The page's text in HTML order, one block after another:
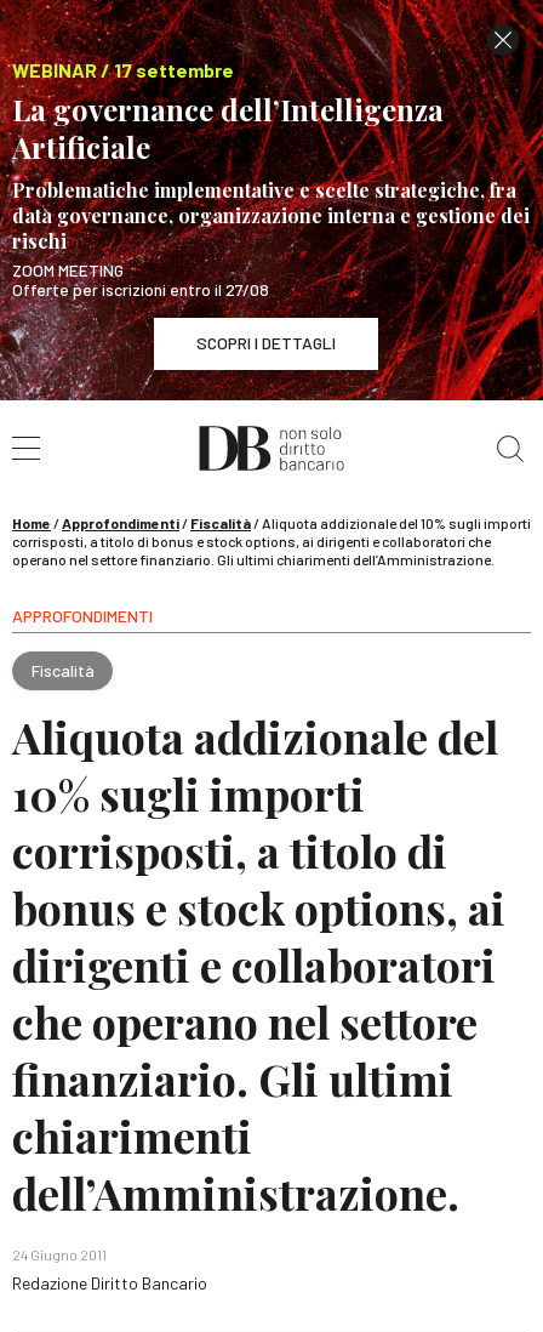
WEBINAR / 17 settembre
La governance dell’Intelligenza
Artificiale
Problematiche implementative e scelte strategiche, fra
data governance, organizzazione interna e gestione dei
rischi
ZOOM MEETING
Offerte per iscrizioni entro il 27/08
SCOPRI I DETTAGLI
WEBINAR / 17 settembre
La governance dell’Intelligenza Artificiale
Home /Approfondimenti/ Fiscalità/Aliquota addizionale del 10% sugli importi
corrisposti, a titolo di bonus e stock options, ai dirigenti e collaboratori che
operano nel settore finanziario. Gli ultimi chiarimenti dell’Amministrazione.
APPROFONDIMENTI
Fiscalità
Aliquota addizionale del
10% sugli importi
corrisposti, a titolo di
bonus e stock options, ai
dirigenti e collaboratori
che operano nel settore
finanziario. Gli ultimi
chiarimenti
dell’Amministrazione.
24 Giugno 2011
Redazione Diritto Bancario